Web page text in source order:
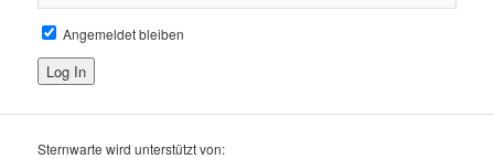
Angemeldet bleiben
Sternwarte wird unterstützt von: